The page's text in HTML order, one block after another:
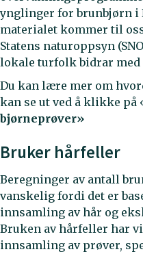
ynglinger for brunbjørn i
materialet kommer til
Statens naturoppsyn
lokale turfolk bidrar med
Du kan lære mer om
kan se ut ved å klikke på
bjørneprøver»
Bruker hårfeller
Beregninger av antall
vanskelig fordi det er
innsamling av hår og
Bruken av hårfeller har
innsamling av prøver,